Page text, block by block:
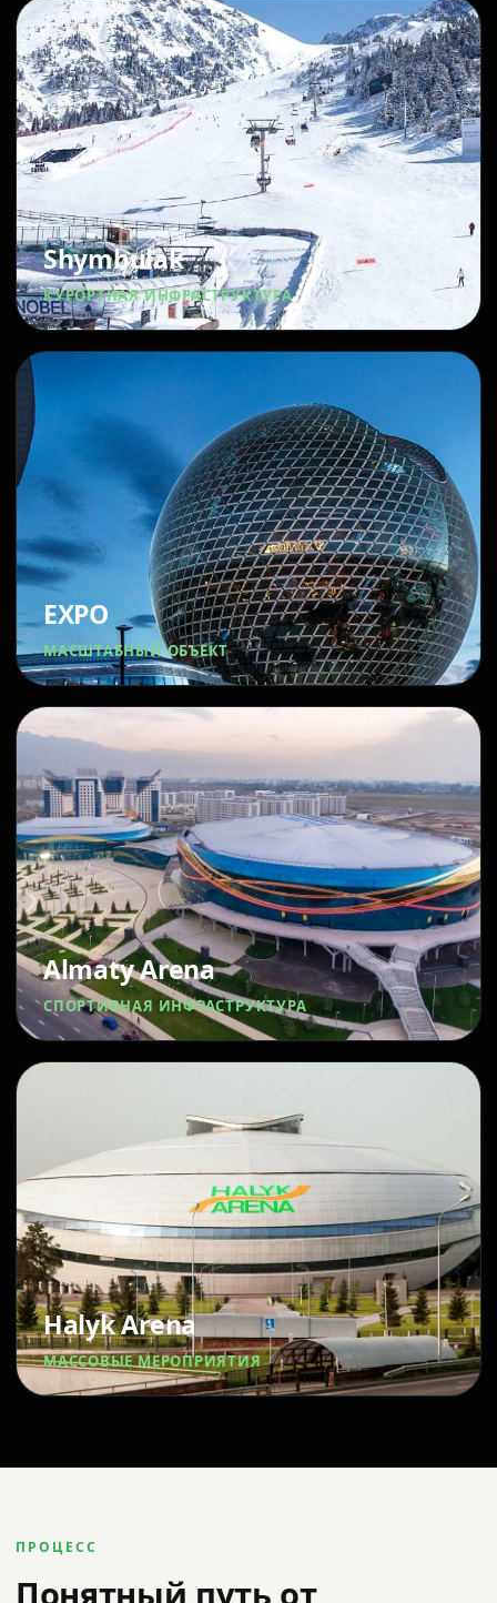
Shymbulak
КУРОРТНАЯ ИНФРАСТРУКТУРА
EXPO
МАСШТАБНЫЙ ОБЪЕКТ
Almaty Arena
СПОРТИВНАЯ ИНФРАСТРУКТУРА
Halyk Arena
МАССОВЫЕ МЕРОПРИЯТИЯ
ПРОЦЕСС
Понятный путь от